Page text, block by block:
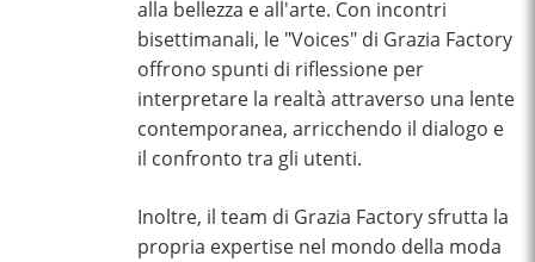
alla bellezza e all'arte. Con incontri
bisettimanali, le "Voices" di Grazia Factory
offrono spunti di riflessione per
interpretare la realtà attraverso una lente
contemporanea, arricchendo il dialogo e
il confronto tra gli utenti.
Inoltre, il team di Grazia Factory sfrutta la
propria expertise nel mondo della moda